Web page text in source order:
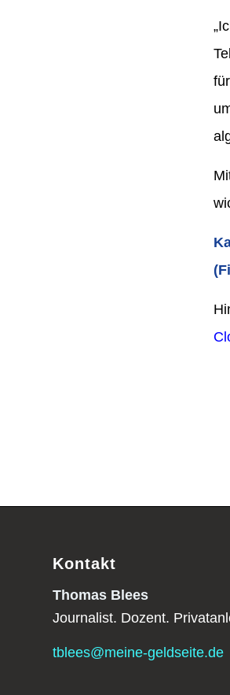
Kontakt
Thomas Blees
Journalist. Dozent.
tblees@meine-geldseite.de